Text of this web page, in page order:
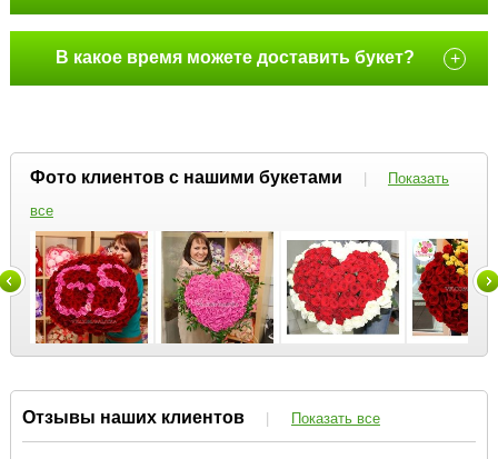
В какое время можете доставить букет? +
Фото клиентов с нашими букетами |
Показать
все
Отзывы наших клиентов | Показать все